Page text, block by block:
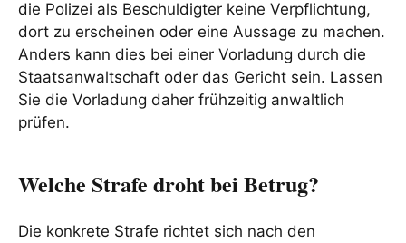
die Polizei als Beschuldigter keine Verpflichtung,
dort zu erscheinen oder eine Aussage zu machen.
Anders kann dies bei einer Vorladung durch die
Staatsanwaltschaft oder das Gericht sein. Lassen
Sie die Vorladung daher frühzeitig anwaltlich
prüfen.
Welche Strafe droht bei Betrug?
Die konkrete Strafe richtet sich nach den